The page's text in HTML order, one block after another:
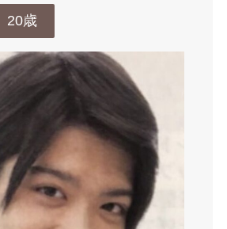
20歳